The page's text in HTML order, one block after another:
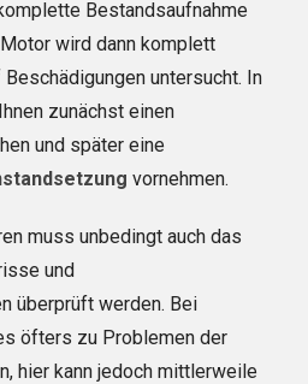
Bestandsaufnahme
wird dann komplett
untersucht. In
zunächst einen
und später eine
vornehmen.
muss unbedingt auch das
und
überprüft werden. Bei
öfters zu Problemen der
hier kann jedoch mittlerweile